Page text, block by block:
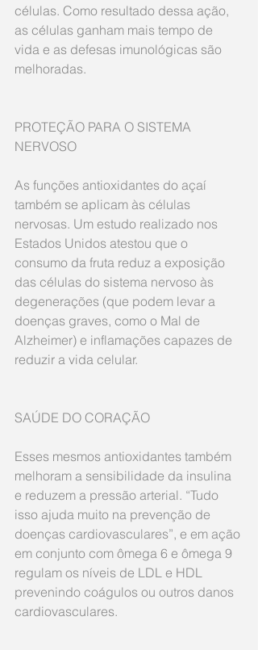
células. Como resultado dessa ação,
as células ganham mais tempo de
vida e as defesas imunológicas são
melhoradas.
PROTEÇÃO PARA O SISTEMA
NERVOSO
As funções antioxidantes do açaí
também se aplicam às células
nervosas. Um estudo realizado nos
Estados Unidos atestou que o
consumo da fruta reduz a exposição
das células do sistema nervoso às
degenerações (que podem levar a
doenças graves, como o Mal de
Alzheimer) e inflamações capazes de
reduzir a vida celular.
SAÚDE DO CORAÇÃO
Esses mesmos antioxidantes também
melhoram a sensibilidade da insulina
e reduzem a pressão arterial. “Tudo
isso ajuda muito na prevenção de
doenças cardiovasculares”, e em ação
em conjunto com ômega 6 e ômega 9
regulam os níveis de LDL e HDL
prevenindo coágulos ou outros danos
cardiovasculares.